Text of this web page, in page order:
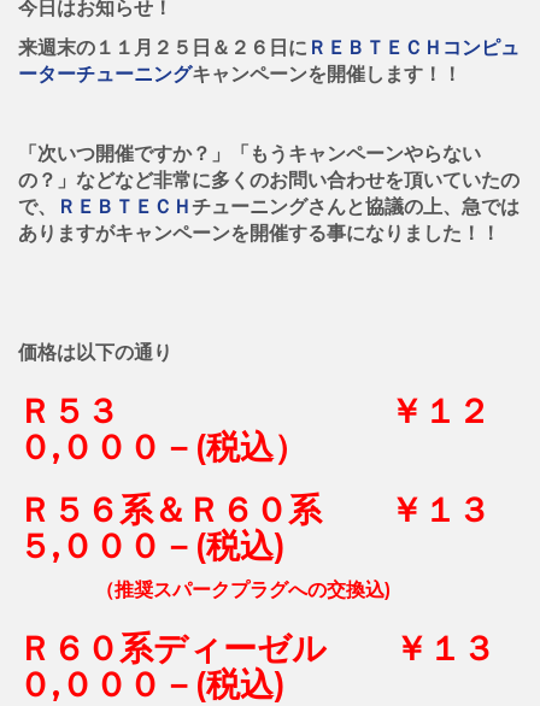
今日はお知らせ！
来週末の１１月２５日＆２６日に ＲＥＢＴＥＣＨコンピュ
ーターチューニングキャンペーンを開催します！！
「次いつ開催ですか？」「もうキャンペーンやらない
の？」などなど非常に多くのお問い合わせを頂いていたの
で、
ＲＥＢＴＥＣＨチューニングさんと協議の上、急では
ありますがキャンペーンを開催する事になりました！！
価格は以下の通り
Ｒ５３ ￥１２
０,０００－(税込）
Ｒ５６系＆Ｒ６０系 ￥１３
５,０００－(税込)
（推奨スパークプラグへの交換込)
Ｒ６０系ディーゼル ￥１３
０,０００－(税込)